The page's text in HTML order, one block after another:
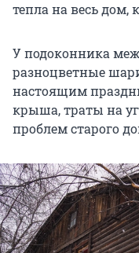
тепла на весь дом,
У подоконника
разноцветные
настоящим
крыша, траты на
проблем старого